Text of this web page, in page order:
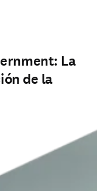
La
de la